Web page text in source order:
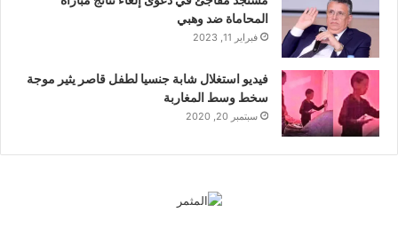
المحاماة ضد وهبي
فبراير 11, 2023
فيديو استغلال شابة جنسيا لطفل قاصر يثير موجة
سخط وسط المغاربة
سبتمبر 20, 2020